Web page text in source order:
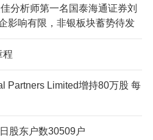
分析师第一名国泰海通证券刘
影响有限，非银板块蓄势待发
程
Partners Limited增持80万股 每
股东户数30509户